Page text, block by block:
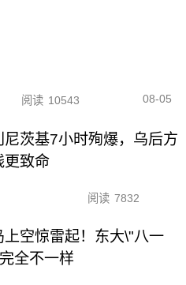
阅读 10543 08-05
尼茨基7小时殉爆，乌后方
更致命
阅读 7832
上空惊雷起！东大\"八一
全不一样